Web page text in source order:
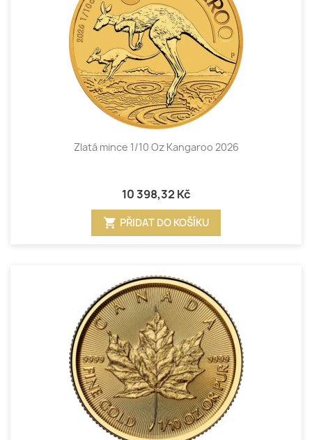
Zlatá mince 1/10 Oz Kangaroo 2026
10 398,32 Kč
shopping_cart PŘIDAT DO KOŠÍKU